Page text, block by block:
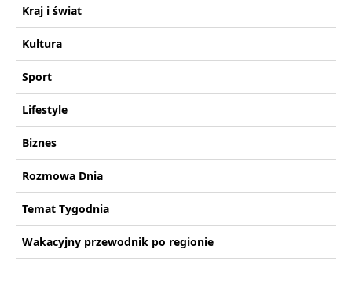
Kraj i świat
Kultura
Sport
Lifestyle
Biznes
Rozmowa Dnia
Temat Tygodnia
Wakacyjny przewodnik po regionie